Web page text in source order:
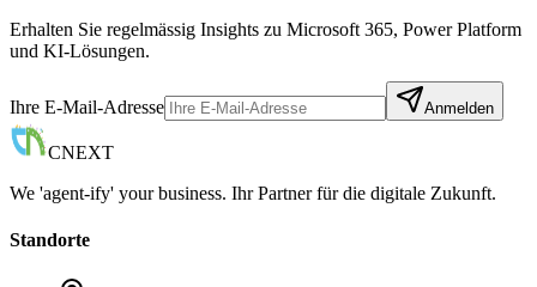
Erhalten Sie regelmässig Insights zu Microsoft 365, Power Platform
und KI-Lösungen.
Ihre E-Mail-Adresse Anmelden
CNEXT
We 'agent-ify' your business. Ihr Partner für die digitale Zukunft.
Standorte